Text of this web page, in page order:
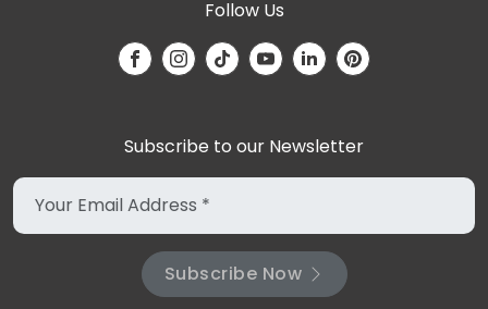
Follow Us
Subscribe to our Newsletter
Subscribe Now